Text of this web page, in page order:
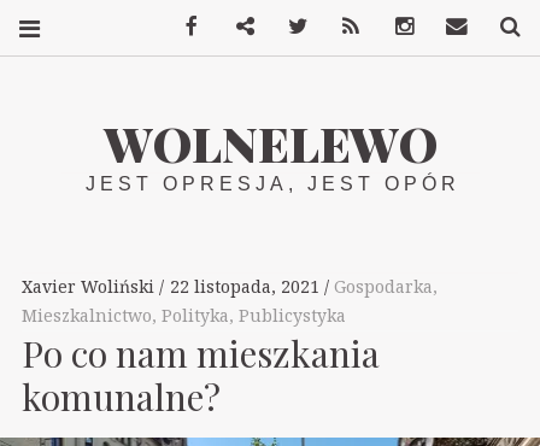
WOLNELEWO
JEST OPRESJA, JEST OPÓR
Xavier Woliński 22 listopada, 2021 Gospodarka,
Mieszkalnictwo, Polityka, Publicystyka
Po co nam mieszkania
komunalne?
FacebookMastodonTwitter InstagramKontakt